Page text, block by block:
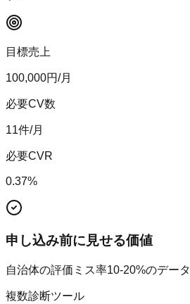
目標売上
100,000円/月
必要CV数
11件/月
必要CVR
0.37%
申し込み前に見せる価値
自治体の評価ミス率10-20%のデータ
複数診断ツール